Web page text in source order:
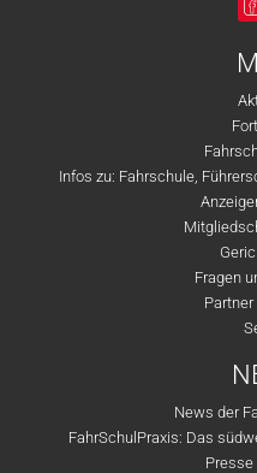
Infos zu: Fahrschule,
Fragen
Partner
News der
FahrSchulPraxis: Das
Presse